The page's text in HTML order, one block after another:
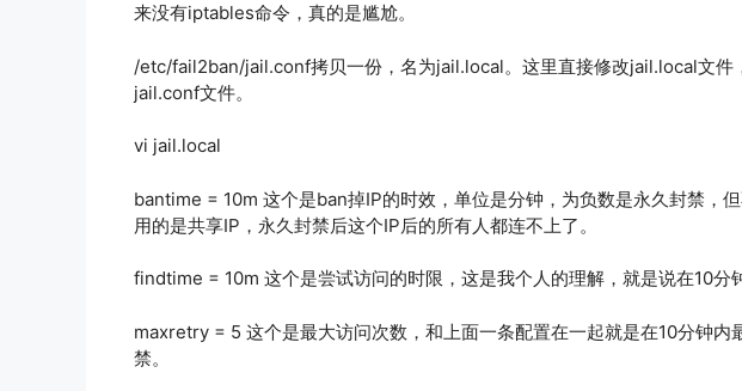
来没有iptables命令，真的是尴尬。
/etc/fail2ban/jail.conf拷贝一份，名为jail.local。这里直接修改jail.local文件
jail.conf文件。
vi jail.local
bantime = 10m 这个是ban掉IP的时效，单位是分钟，为负数是永久封禁，
用的是共享IP，永久封禁后这个IP后的所有人都连不上了。
findtime = 10m 这个是尝试访问的时限，这是我个人的理解，就是说在10分
maxretry = 5 这个是最大访问次数，和上面一条配置在一起就是在10分钟内
禁。